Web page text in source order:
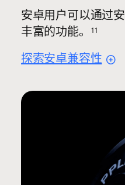
安卓用户可以通过
丰富的功能。
11
探索安卓兼容性